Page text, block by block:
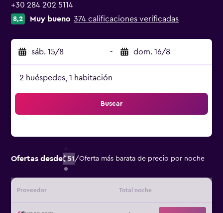
+30 284 202 5114
8,2 Muy bueno 374 calificaciones verificadas
sáb. 15/8 - dom. 16/8
2 huéspedes, 1 habitación
Buscar
Ofertas desde$51/Oferta más barata de precio por noche
Proveedor Total noche